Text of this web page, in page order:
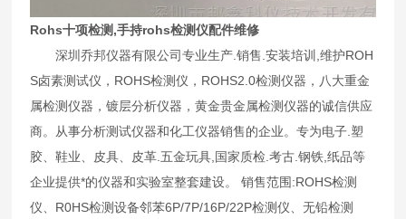
Rohs十项检测,手持rohs检测仪配件维修
深圳乔邦仪器有限公司专业生产.销售.安装培训,维护ROH
S卤素测试仪，ROHS检测仪，ROHS2.0检测仪器，八大重金
属检测仪器，镀层分析仪器，黄金贵金属检测仪器的诚信供应
商。从事分析测试仪器和化工仪器销售的企业。专为电子.塑
胶、鞋业、皮具、皮革.五金玩具,国家质检.考古.钢铁,纸品等
企业提供*的仪器和实验室整套建设。 销售范围:ROHS检测
仪、R0HS检测设备邻苯6P/7P/16P/22P检测仪、无铅检测